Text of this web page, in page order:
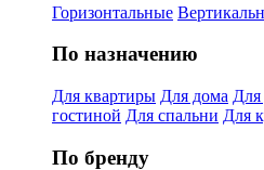
Горизонтальные
По назначению
Для квартиры Для дома Для
гостиной Для спальни Для
По бренду